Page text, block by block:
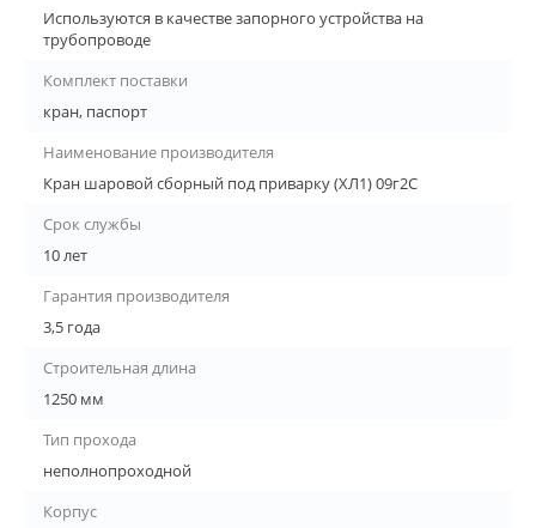
Используются в качестве запорного устройства на
трубопроводе
Комплект поставки
кран, паспорт
Наименование производителя
Кран шаровой сборный под приварку (ХЛ1) 09г2С
Срок службы
10 лет
Гарантия производителя
3,5 года
Строительная длина
1250 мм
Тип прохода
неполнопроходной
Корпус